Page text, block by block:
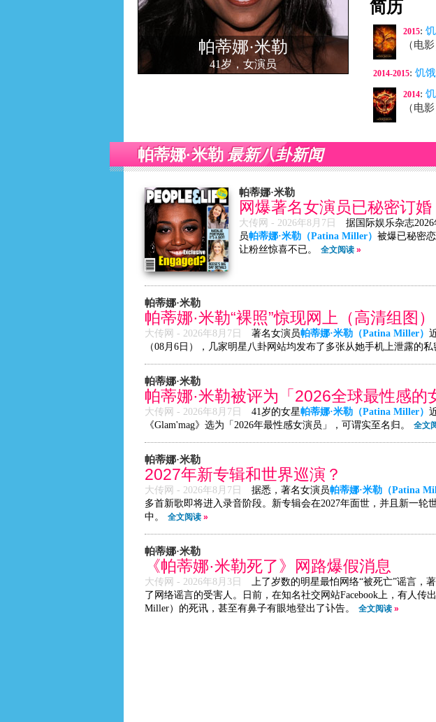
帕蒂娜·米勒
41岁，女演员
简历
2015:
（电影
2014-2015: 饥
2014:
（电影
帕蒂娜·米勒 最新八卦新闻
帕蒂娜·米勒
网爆著名女演员已秘密订婚
大传网 - 2026年8月7日
据国际娱乐杂志
员帕蒂娜·米勒（Patina Miller） 被爆已秘密
让粉丝惊喜不已。
全文阅读 »
帕蒂娜·米勒
帕蒂娜·米勒“裸照”惊现网上（高清组图）
大传网 - 2026年8月7日 著名女演员帕蒂娜·米勒（Patina Miller）
（08月6日），几家明星八卦网站均发布了多张从她手机上泄露的私
帕蒂娜·米勒
帕蒂娜·米勒被评为「2026全球最性感的
大传网 - 2026年8月7日 41岁的女星帕蒂娜·米勒（Patina Miller）
《Glam'mag》选为「2026年最性感女演员」，可谓实至名归。
全文
帕蒂娜·米勒
2027年新专辑和世界巡演？
大传网 - 2026年8月7日 据悉，著名女演员帕蒂娜·米勒（Patina
多首新歌即将进入录音阶段。新专辑会在2027年面世，并且新一轮
中。
全文阅读 »
帕蒂娜·米勒
《帕蒂娜·米勒死了》网路爆假消息
大传网 - 2026年8月3日 上了岁数的明星最怕网络“被死亡”谣言，
了网络谣言的受害人。日前，在知名社交网站Facebook上，有人传
Miller）的死讯，甚至有鼻子有眼地登出了讣告。
全文阅读 »